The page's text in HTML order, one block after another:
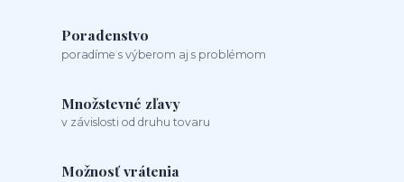
Poradenstvo
poradíme s výberom aj s problémom
Množstevné zľavy
v závislosti od druhu tovaru
Možnosť vrátenia